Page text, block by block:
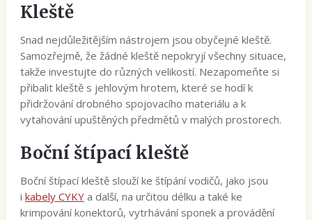
Kleště
Snad nejdůležitějším nástrojem jsou obyčejné kleště.
Samozřejmě, že žádné kleště nepokryjí všechny situace,
takže investujte do různých velikostí. Nezapomeňte si
přibalit kleště s jehlovým hrotem, které se hodí k
přidržování drobného spojovacího materiálu a k
vytahování upuštěných předmětů v malých prostorech.
Boční štípací kleště
Boční štípací kleště slouží ke štípání vodičů, jako jsou
i kabely CYKYa další, na určitou délku a také ke
krimpování konektorů, vytrhávání sponek a provádění